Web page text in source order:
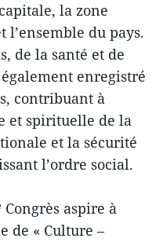
la zone
l’ensemble du pays.
de la santé et de
enregistré
contribuant à
et spirituelle de la
et la sécurité
l’ordre social.
Congrès aspire à
de « Culture –